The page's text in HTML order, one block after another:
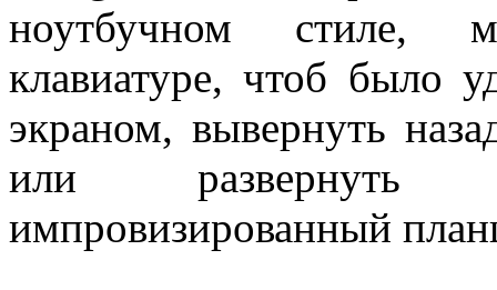
ноутбучном стиле,
клавиатуре, чтоб было
экраном, вывернуть
или развернуть
импровизированный